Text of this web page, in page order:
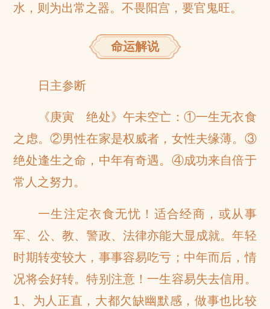
水，则为出常之器。不畏阳宫，要官鬼旺。
命运解说
日主参断
《庚寅 绝处》午未空亡：①一生无衣食
之虑。②男性在家是权威者，女性夫缘薄。③
绝处逢生之命，中年有奇遇。④成功来自倍于
常人之努力。
一生注定衣食无忧！适合经商，或从事
军、公、教、警政、法律亦能大显成就。年轻
时期转变较大，事事容易吃亏；中年而后，情
况将会好转。特别注意！一生容易失去信用。
1、为人正直，大都欠缺幽默感，做事也比较